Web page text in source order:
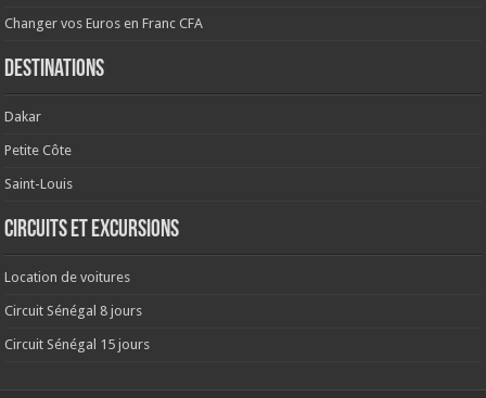
Changer vos Euros en Franc CFA
Destinations
Dakar
Petite Côte
Saint-Louis
Circuits et excursions
Location de voitures
Circuit Sénégal 8 jours
Circuit Sénégal 15 jours